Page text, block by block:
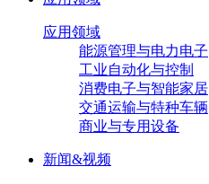
应用领域
能源管理与电力电子
工业自动化与控制
消费电子与智能家居
交通运输与特种车辆
商业与专用设备
新闻&视频